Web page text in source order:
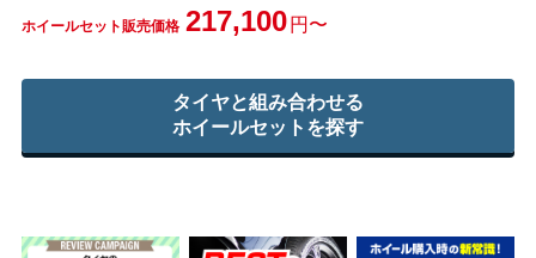
ホイールセット販売価格 217,100 円〜
タイヤと組み合わせる
ホイールセットを探す